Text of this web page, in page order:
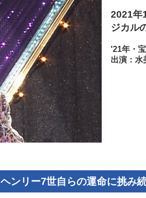
2021年
ジカル
'21年・
出演：水
ヘンリー7世自らの運命に挑み